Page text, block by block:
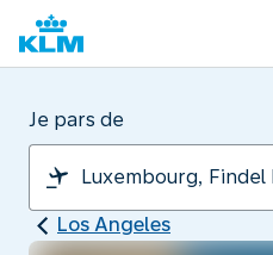
Je pars de
Los Angeles